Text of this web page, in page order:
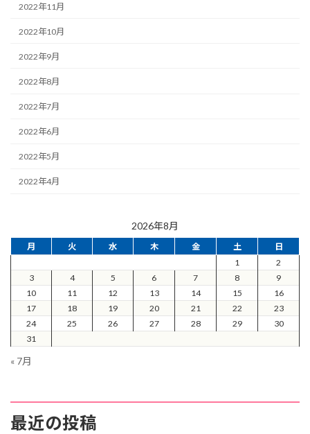
2022年11月
2022年10月
2022年9月
2022年8月
2022年7月
2022年6月
2022年5月
2022年4月
2026年8月
月 火 水 木 金 土
日
1
2
3
4 5 6 7 8
9
10
11 12 13 14 15
16
17
18 19 20 21 22
23
24
25 26 27 28 29
30
31
« 7月
最近の投稿